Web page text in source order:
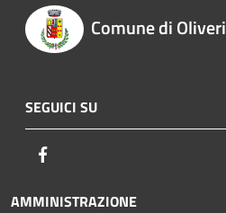
Comune di Oliveri
SEGUICI SU
AMMINISTRAZIONE